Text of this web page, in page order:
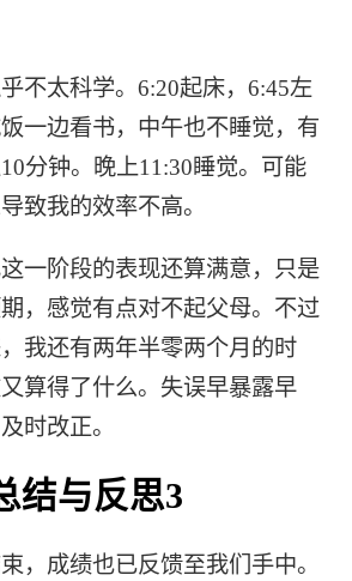
不太科学。6:20起床，6:45左
一边看书，中午也不睡觉，有
分钟。晚上11:30睡觉。可能
致我的效率不高。
一阶段的表现还算满意，只是
，感觉有点对不起父母。不过
我还有两年半零两个月的时
算得了什么。失误早暴露早
时改正。
结与反思3
，成绩也已反馈至我们手中。